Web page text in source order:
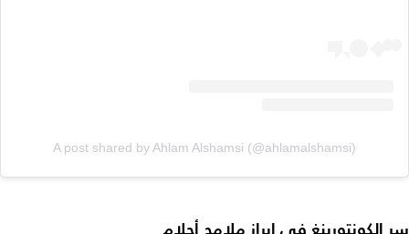
A post shared by Ahlam Alshamsi (@ahlamalshamsi)